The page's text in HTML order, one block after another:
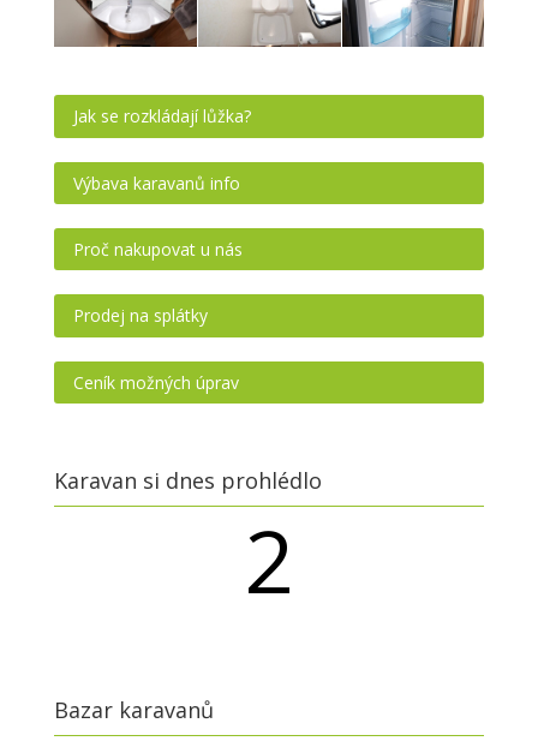
Jak se rozkládají lůžka?
Výbava karavanů info
Proč nakupovat u nás
Prodej na splátky
Ceník možných úprav
Karavan si dnes prohlédlo
2
Bazar karavanů